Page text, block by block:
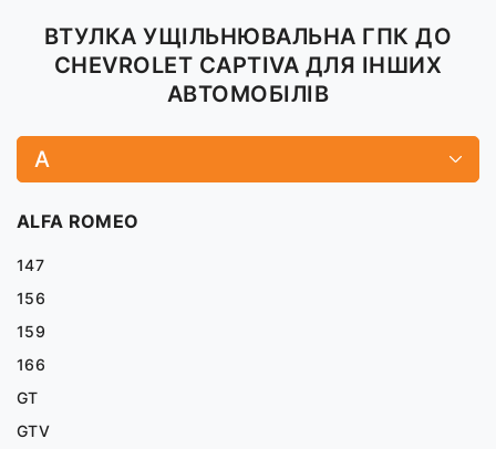
ВТУЛКА УЩІЛЬНЮВАЛЬНА ГПК ДО
CHEVROLET CAPTIVA ДЛЯ ІНШИХ
АВТОМОБІЛІВ
A
ALFA ROMEO
147
156
159
166
GT
GTV